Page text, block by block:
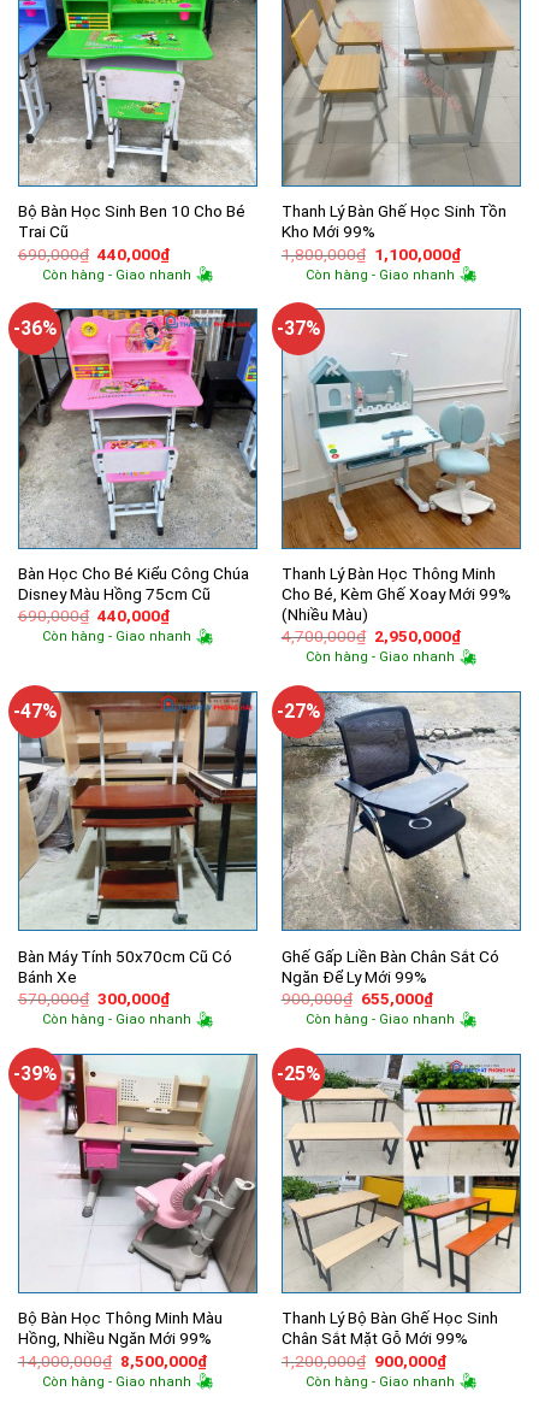
Bộ Bàn Học Sinh Ben 10 Cho Bé
Trai Cũ
690,000₫ Giá
gốc
là:
440,000₫Giá
hiện
tại
440,000₫.
Còn hàng - Giao nhanh
Thanh Lý Bàn Ghế Học Sinh Tồn
Kho Mới 99%
1,800,000₫ Giá
gốc
là:
1,100,000₫Giá
hiện
tại
Còn hàng - Giao nhanh
-36%
Bàn Học Cho Bé Kiểu Công Chúa
Disney Màu Hồng 75cm Cũ
690,000₫ Giá
gốc
là:
440,000₫Giá
hiện
tại
Còn hàng - Giao nhanh
-37%
Thanh Lý Bàn Học Thông Minh
Cho Bé, Kèm Ghế Xoay Mới 99%
(Nhiều Màu)
4,700,000₫ Giá
gốc
là:
2,950,000₫Giá
hiện
tại
Còn hàng - Giao nhanh
-47%
Bàn Máy Tính 50x70cm Cũ Có
Bánh Xe
570,000₫ Giá
gốc
là:
300,000₫Giá
hiện
tại
300,000₫.
Còn hàng - Giao nhanh
-27%
Ghế Gấp Liền Bàn Chân Sắt Có
Ngăn Để Ly Mới 99%
900,000₫ Giá
gốc
là:
655,000₫Giá
hiện
tại
655,000₫.
Còn hàng - Giao nhanh
-39%
Bộ Bàn Học Thông Minh Màu
Hồng, Nhiều Ngăn Mới 99%
14,000,000₫ Giá
gốc
là:
8,500,000₫Giá
hiện
tại
Còn hàng - Giao nhanh
-25%
Thanh Lý Bộ Bàn Ghế Học Sinh
Chân Sắt Mặt Gỗ Mới 99%
1,200,000₫ Giá
gốc
là:
900,000₫Giá
hiện
tại
Còn hàng - Giao nhanh